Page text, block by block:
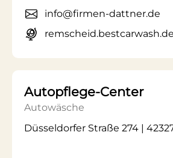
info@firmen-dattner.de
remscheid.bestcarwash.de
Autopflege-Center
Autowäsche
Düsseldorfer Straße 274 |